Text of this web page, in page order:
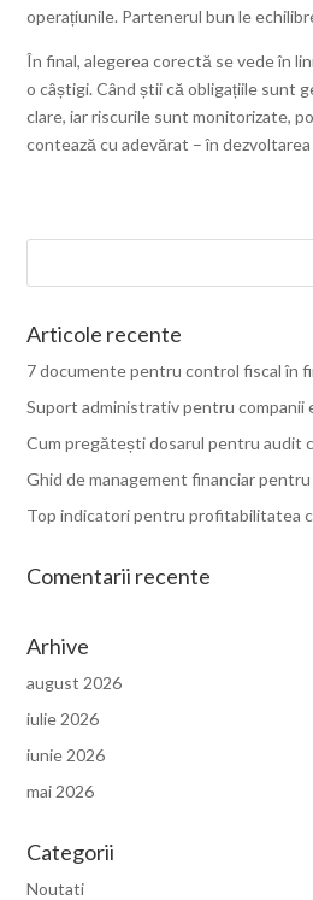
operațiunile. Partenerul bun le
În final, alegerea corectă se vede în
o câștigi. Când știi că obligațiile sunt
clare, iar riscurile sunt monitorizate,
contează cu adevărat – în dezvoltarea
Articole recente
7 documente pentru control fiscal în
Suport administrativ pentru companii
Cum pregătești dosarul pentru audit
Ghid de management financiar
Top indicatori pentru profitabilitatea
Comentarii recente
Arhive
august 2026
iulie 2026
iunie 2026
mai 2026
Categorii
Noutati